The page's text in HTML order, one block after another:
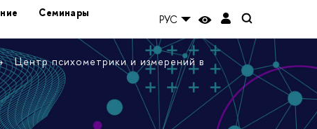
Семинары
РУС
Центр психометрики и измерений в